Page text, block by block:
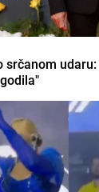
srčanom